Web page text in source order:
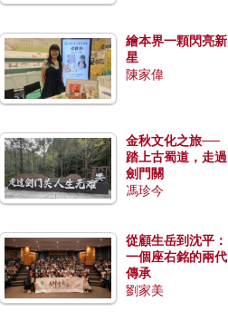
繪本界一顆閃亮新
星
陳家偉
金秋文化之旅──
踏上古蜀道，走過
劍門關
馮珍今
從顧生岳到沈平：
一個座右銘的兩代
傳承
劉家美